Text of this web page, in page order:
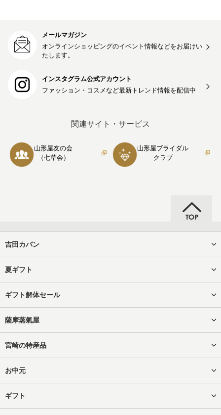
メールマガジン
オンラインショッピングのイベント情報などをお届けい
たします。
インスタグラム公式アカウント
ファッション・コスメなど最新トレンド情報を配信中
関連サイト・サービス
山形屋友の会
（七草会）
山形屋ブライダル
クラブ
吉田カバン
夏ギフト
ギフト解体セール
薩摩蒸氣屋
宮崎の特産品
お中元
ギフト